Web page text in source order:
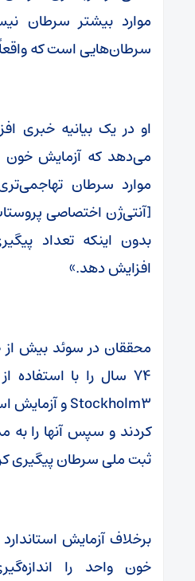
موارد بیشتر سرطان
سرطان‌هایی است که
او در یک بیانیه خبری
[آنتی‌ژن اختصاصی
بدون اینکه تعداد
افزایش دهد.»
۷۴ سال را با
کردند و سپس آنها را
ثبت ملی سرطان پیگیری
خون واحد را